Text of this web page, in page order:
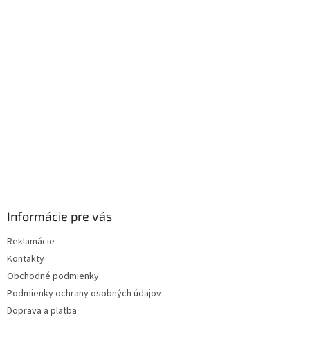
Informácie pre vás
Reklamácie
Kontakty
Obchodné podmienky
Podmienky ochrany osobných údajov
Doprava a platba